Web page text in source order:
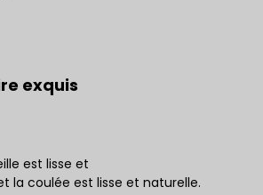
exquis
est lisse et
la coulée est lisse et naturelle.